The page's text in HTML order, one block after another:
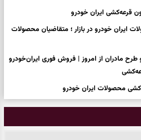
قرعه‌کشی ایران خودرو
ایران خودرو در بازار ؛ متقاضیان محصولات
طرح مادران از امروز | فروش فوری ایران‌خودرو
محصولات ایران خودرو